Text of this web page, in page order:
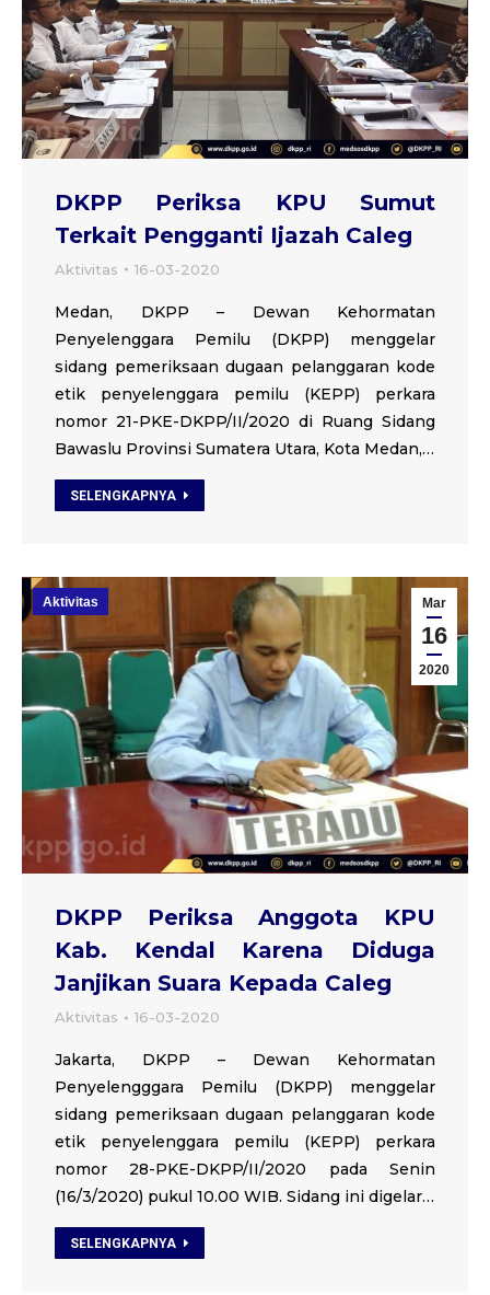
DKPP Periksa KPU Sumut
Terkait Pengganti Ijazah Caleg
Aktivitas 16-03-2020
Medan, DKPP – Dewan Kehormatan
Penyelenggara Pemilu (DKPP) menggelar
sidang pemeriksaan dugaan pelanggaran kode
etik penyelenggara pemilu (KEPP) perkara
nomor 21-PKE-DKPP/II/2020 di Ruang Sidang
Bawaslu Provinsi Sumatera Utara, Kota Medan,…
SELENGKAPNYA
Mar
16
2020
Aktivitas
DKPP Periksa Anggota KPU
Kab. Kendal Karena Diduga
Janjikan Suara Kepada Caleg
Aktivitas 16-03-2020
Jakarta, DKPP – Dewan Kehormatan
Penyelengggara Pemilu (DKPP) menggelar
sidang pemeriksaan dugaan pelanggaran kode
etik penyelenggara pemilu (KEPP) perkara
nomor 28-PKE-DKPP/II/2020 pada Senin
(16/3/2020) pukul 10.00 WIB. Sidang ini digelar…
SELENGKAPNYA